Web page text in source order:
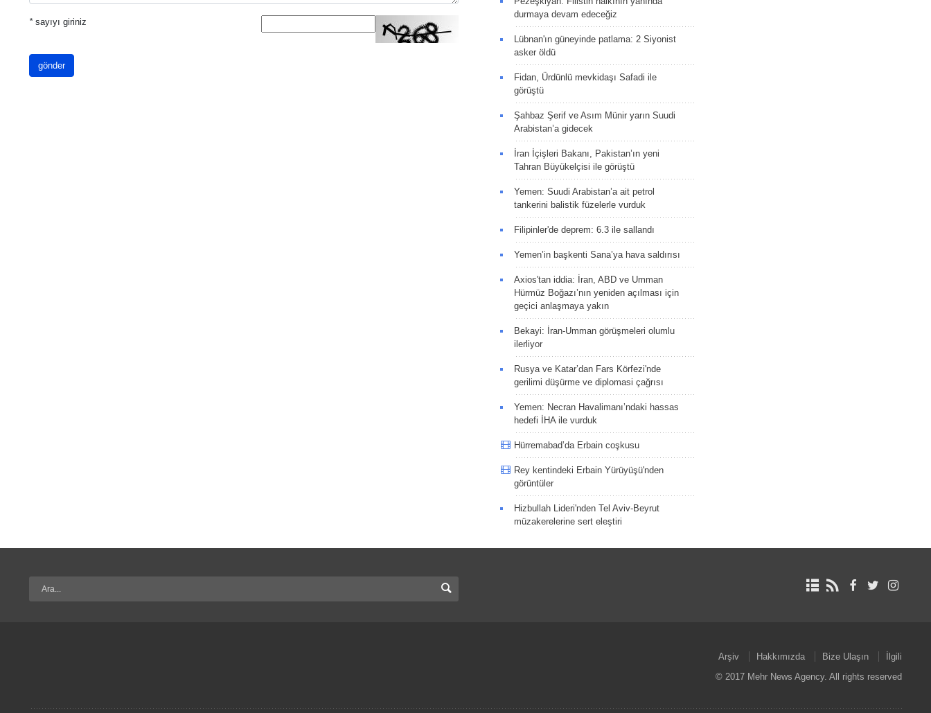
*sayıyı giriniz
gönder
durmaya devam edeceğiz
Lübnan'ın güneyinde patlama: 2 Siyonist
asker öldü
Fidan, Ürdünlü mevkidaşı Safadi ile
görüştü
Şahbaz Şerif ve Asım Münir yarın Suudi
Arabistan’a gidecek
İran İçişleri Bakanı, Pakistan’ın yeni
Tahran Büyükelçisi ile görüştü
Yemen: Suudi Arabistan’a ait petrol
tankerini balistik füzelerle vurduk
Filipinler'de deprem: 6.3 ile sallandı
Yemen’in başkenti Sana’ya hava saldırısı
Axios'tan iddia: İran, ABD ve Umman
Hürmüz Boğazı’nın yeniden açılması için
geçici anlaşmaya yakın
Bekayi: İran-Umman görüşmeleri olumlu
ilerliyor
Rusya ve Katar’dan Fars Körfezi'nde
gerilimi düşürme ve diplomasi çağrısı
Yemen: Necran Havalimanı’ndaki hassas
hedefi İHA ile vurduk
Hürremabad’da Erbain coşkusu
Rey kentindeki Erbain Yürüyüşü'nden
görüntüler
Hizbullah Lideri'nden Tel Aviv-Beyrut
müzakerelerine sert eleştiri
Arşiv Hakkımızda Bize Ulaşın
İlgili
© 2017 Mehr News Agency. All rights reserved